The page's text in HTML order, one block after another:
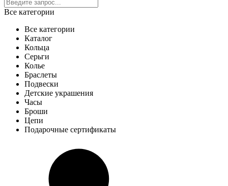
Все категории
Все категории
Каталог
Кольца
Серьги
Колье
Браслеты
Подвески
Детские украшения
Часы
Броши
Цепи
Подарочные сертификаты